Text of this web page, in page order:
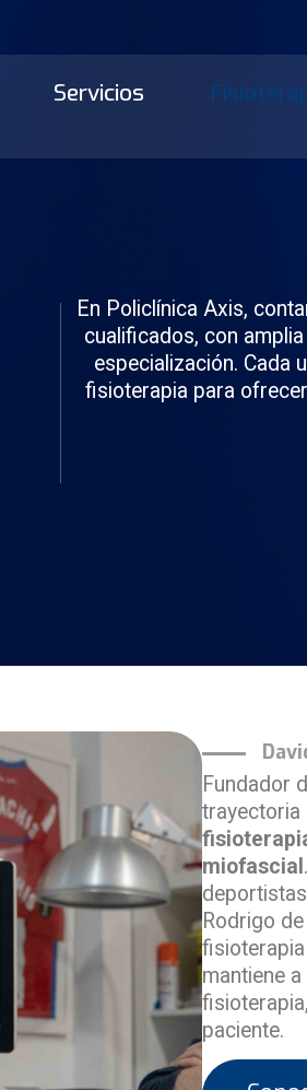
Servicios
En Policlínica Axis,
cualificados, con
especialización. Cada
fisioterapia para
Fundador
trayectoria
miofascial
Rodrigo
mantiene
paciente.